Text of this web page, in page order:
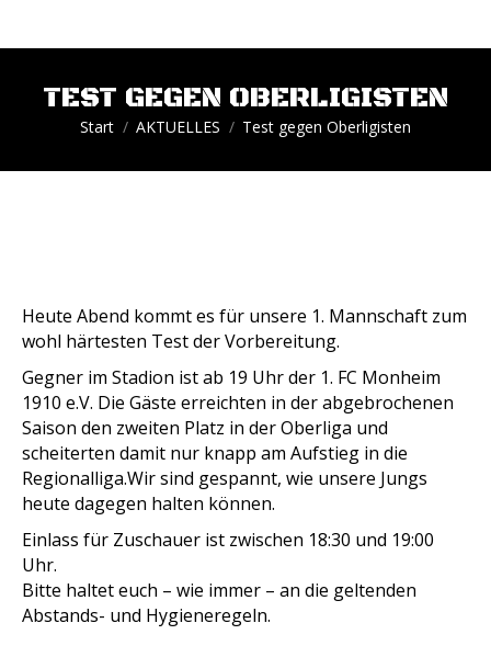
TEST GEGEN OBERLIGISTEN
Sie befinden sich hier:
Start AKTUELLES Test gegen Oberligisten
Heute Abend kommt es für unsere 1. Mannschaft zum
wohl härtesten Test der Vorbereitung.
Gegner im Stadion ist ab 19 Uhr der 1. FC Monheim
1910 e.V. Die Gäste erreichten in der abgebrochenen
Saison den zweiten Platz in der Oberliga und
scheiterten damit nur knapp am Aufstieg in die
Regionalliga.Wir sind gespannt, wie unsere Jungs
heute dagegen halten können.
Einlass für Zuschauer ist zwischen 18:30 und 19:00
Uhr.
Bitte haltet euch – wie immer – an die geltenden
Abstands- und Hygieneregeln.